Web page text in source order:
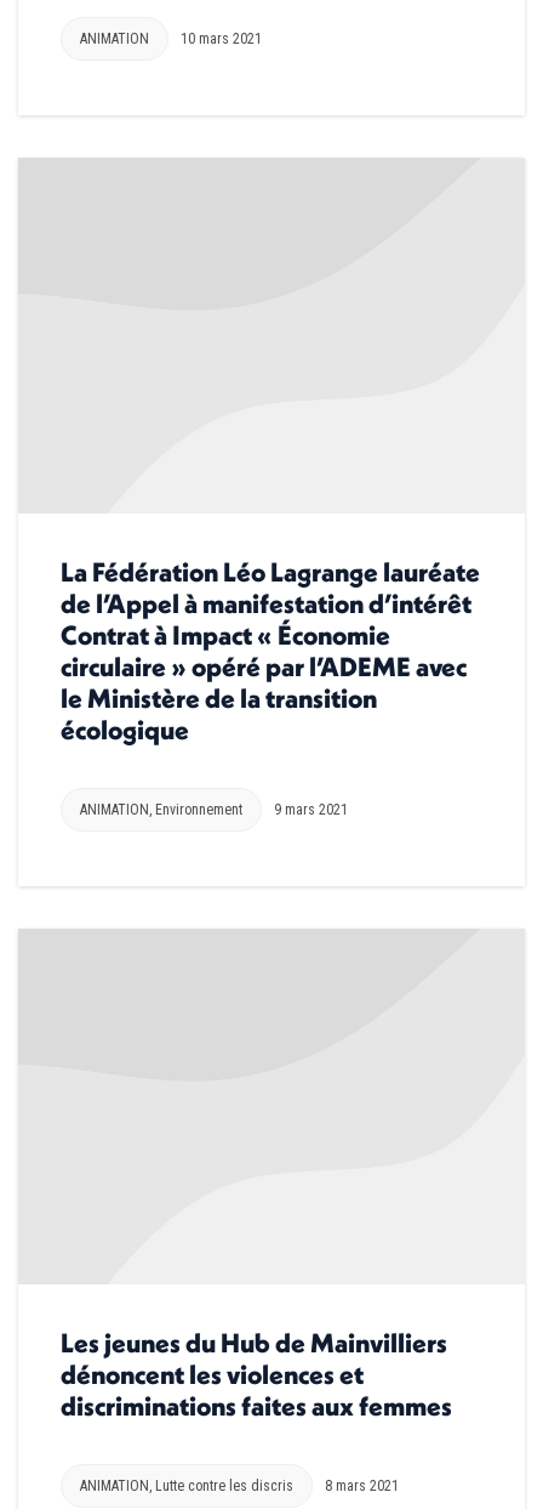
ANIMATION 10 mars 2021
La Fédération Léo Lagrange lauréate
de l’Appel à manifestation d’intérêt
Contrat à Impact « Économie
circulaire » opéré par l’ADEME avec
le Ministère de la transition
écologique
ANIMATION , Environnement 9 mars 2021
Les jeunes du Hub de Mainvilliers
dénoncent les violences et
discriminations faites aux femmes
ANIMATION Lutte contre les discris 8 mars 2021